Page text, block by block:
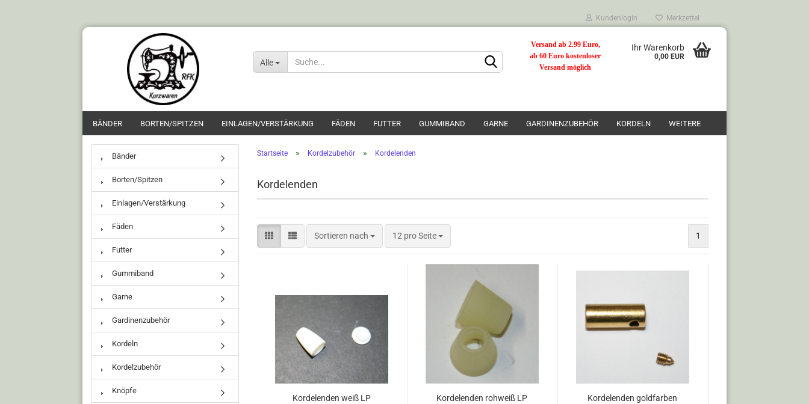
Kundenlogin
Passwort vergessen?
Merkzettel
Alle
Versand ab 2.99 Euro,
ab 60 Euro kostenloser
Versand möglich
Ihr Warenkorb
0,00 EUR
BÄNDER BORTEN/SPITZEN EINLAGEN/VERSTÄRKUNG FÄDEN FUTTER GUMMIBAND GARNE GARDINENZUBEHÖR KORDELN WEITERE
Startseite » Kordelzubehör » Kordelenden
Kordelenden
Sortieren nach 12 pro Seite 1
Kordelenden weiß LP
Kordelenden rohweiß LP
Kordelenden goldfarben
Bänder
Borten/Spitzen
Einlagen/Verstärkung
Fäden
Futter
Gummiband
Garne
Gardinenzubehör
Kordeln
Kordelzubehör
Knöpfe